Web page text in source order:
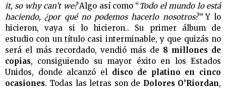
it, so why can’t we?Algo así como “Todo el mundo lo está
haciendo, ¿por qué no podemos hacerlo nosotros?”Y lo
hicieron, vaya si lo hicieron.. Su primer álbum de
estudio con un título casi interminable, y que quizás no
será el más recordado, vendió más de 8 millones de
copias, consiguiendo su mayor éxito en los Estados
Unidos, donde alcanzó el disco de platino en cinco
ocasiones. Todas las letras son de Dolores O’Riordan,